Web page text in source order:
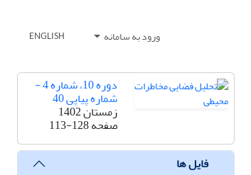
ورود به سامانه ENGLISH
دوره 10، شماره 4 -
شماره پیاپی 40
زمستان 1402
صفحه113-128
فایل ها